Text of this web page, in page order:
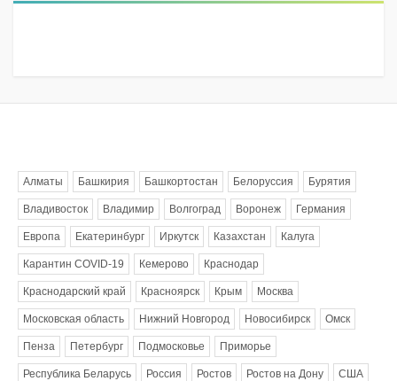
Алматы Башкирия Башкортостан Белоруссия Бурятия
Владивосток Владимир Волгоград Воронеж Германия
Европа Екатеринбург Иркутск Казахстан Калуга
Карантин COVID-19 Кемерово Краснодар
Краснодарский край Красноярск Крым Москва
Московская область Нижний Новгород Новосибирск Омск
Пенза Петербург Подмосковье Приморье
Республика Беларусь Россия Ростов Ростов на Дону США